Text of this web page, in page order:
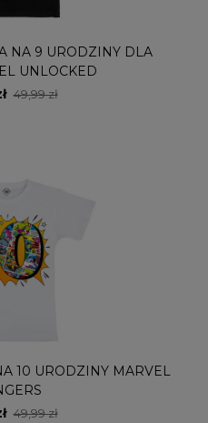
NA 9 URODZINY DLA
UNLOCKED
49,99 zł
10 URODZINY MARVEL
49,99 zł